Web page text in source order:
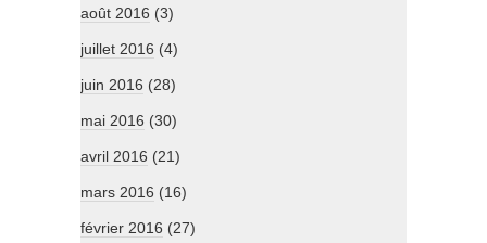
août 2016 (3)
juillet 2016 (4)
juin 2016 (28)
mai 2016 (30)
avril 2016 (21)
mars 2016 (16)
février 2016 (27)